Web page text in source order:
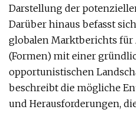
Darstellung der
Darüber hinaus befasst
globalen Marktberichts
(Formen) mit einer
opportunistischen
beschreibt die mögliche
und Herausforderungen,